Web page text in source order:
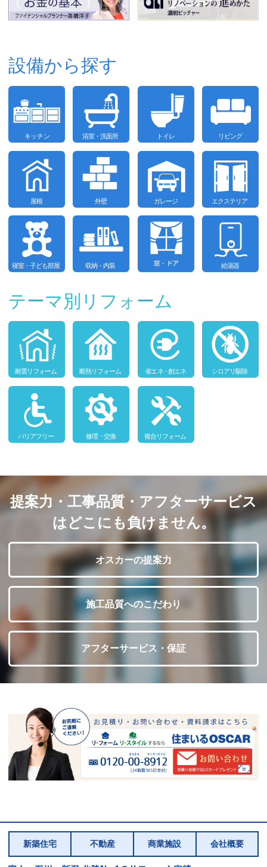
設備から探す
テーマ別リフォーム
提案力・工事品質・アフターサービス
はどこにも負けません。
オスカーの提案力
施工品質へのこだわり
アフターサービス・保証
新築住宅 不動産 商業施設 会社概要